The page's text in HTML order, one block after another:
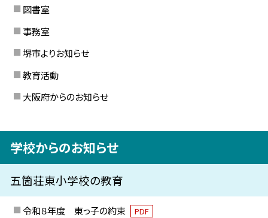
図書室
事務室
堺市よりお知らせ
教育活動
大阪府からのお知らせ
学校からのお知らせ
五箇荘東小学校の教育
令和８年度 東っ子の約束 PDF